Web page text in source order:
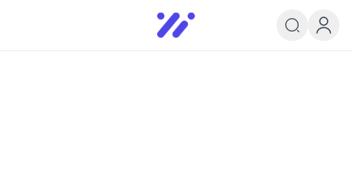
Infoedu
Ta&#039;lim xabarlari va